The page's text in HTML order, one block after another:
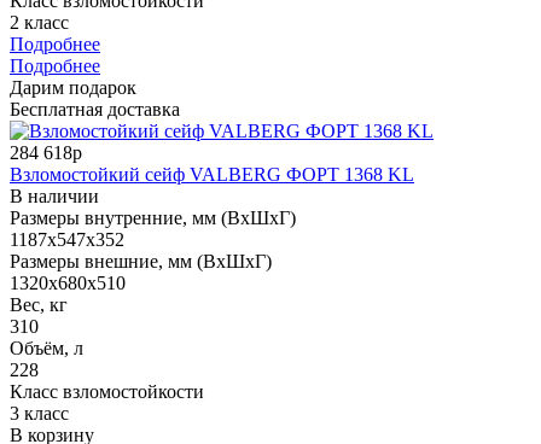
2 класс
Подробнее
Подробнее
Дарим подарок
Бесплатная доставка
284 618р
Взломостойкий сейф VALBERG ФОРТ 1368 KL
В наличии
Размеры внутренние, мм (ВхШхГ)
1187x547x352
Размеры внешние, мм (ВхШхГ)
1320x680x510
Вес, кг
310
Объём, л
228
Класс взломостойкости
3 класс
В корзину